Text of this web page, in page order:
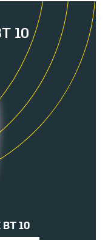
10
BT 10